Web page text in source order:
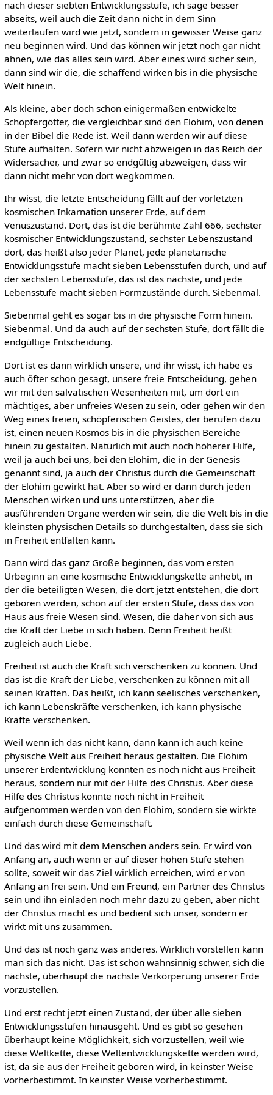
nach dieser siebten Entwicklungsstufe, ich sage besser
abseits, weil auch die Zeit dann nicht in dem Sinn
weiterlaufen wird wie jetzt, sondern in gewisser Weise ganz
neu beginnen wird. Und das können wir jetzt noch gar nicht
ahnen, wie das alles sein wird. Aber eines wird sicher sein,
dann sind wir die, die schaffend wirken bis in die physische
Welt hinein.
Als kleine, aber doch schon einigermaßen entwickelte
Schöpfergötter, die vergleichbar sind den Elohim, von denen
in der Bibel die Rede ist. Weil dann werden wir auf diese
Stufe aufhalten. Sofern wir nicht abzweigen in das Reich der
Widersacher, und zwar so endgültig abzweigen, dass wir
dann nicht mehr von dort wegkommen.
Ihr wisst, die letzte Entscheidung fällt auf der vorletzten
kosmischen Inkarnation unserer Erde, auf dem
Venuszustand. Dort, das ist die berühmte Zahl 666, sechster
kosmischer Entwicklungszustand, sechster Lebenszustand
dort, das heißt also jeder Planet, jede planetarische
Entwicklungsstufe macht sieben Lebensstufen durch, und auf
der sechsten Lebensstufe, das ist das nächste, und jede
Lebensstufe macht sieben Formzustände durch. Siebenmal.
Siebenmal geht es sogar bis in die physische Form hinein.
Siebenmal. Und da auch auf der sechsten Stufe, dort fällt die
endgültige Entscheidung.
Dort ist es dann wirklich unsere, und ihr wisst, ich habe es
auch öfter schon gesagt, unsere freie Entscheidung, gehen
wir mit den salvatischen Wesenheiten mit, um dort ein
mächtiges, aber unfreies Wesen zu sein, oder gehen wir den
Weg eines freien, schöpferischen Geistes, der berufen dazu
ist, einen neuen Kosmos bis in die physischen Bereiche
hinein zu gestalten. Natürlich mit auch noch höherer Hilfe,
weil ja auch bei uns, bei den Elohim, die in der Genesis
genannt sind, ja auch der Christus durch die Gemeinschaft
der Elohim gewirkt hat. Aber so wird er dann durch jeden
Menschen wirken und uns unterstützen, aber die
ausführenden Organe werden wir sein, die die Welt bis in die
kleinsten physischen Details so durchgestalten, dass sie sich
in Freiheit entfalten kann.
Dann wird das ganz Große beginnen, das vom ersten
Urbeginn an eine kosmische Entwicklungskette anhebt, in
der die beteiligten Wesen, die dort jetzt entstehen, die dort
geboren werden, schon auf der ersten Stufe, dass das von
Haus aus freie Wesen sind. Wesen, die daher von sich aus
die Kraft der Liebe in sich haben. Denn Freiheit heißt
zugleich auch Liebe.
Freiheit ist auch die Kraft sich verschenken zu können. Und
das ist die Kraft der Liebe, verschenken zu können mit all
seinen Kräften. Das heißt, ich kann seelisches verschenken,
ich kann Lebenskräfte verschenken, ich kann physische
Kräfte verschenken.
Weil wenn ich das nicht kann, dann kann ich auch keine
physische Welt aus Freiheit heraus gestalten. Die Elohim
unserer Erdentwicklung konnten es noch nicht aus Freiheit
heraus, sondern nur mit der Hilfe des Christus. Aber diese
Hilfe des Christus konnte noch nicht in Freiheit
aufgenommen werden von den Elohim, sondern sie wirkte
einfach durch diese Gemeinschaft.
Und das wird mit dem Menschen anders sein. Er wird von
Anfang an, auch wenn er auf dieser hohen Stufe stehen
sollte, soweit wir das Ziel wirklich erreichen, wird er von
Anfang an frei sein. Und ein Freund, ein Partner des Christus
sein und ihn einladen noch mehr dazu zu geben, aber nicht
der Christus macht es und bedient sich unser, sondern er
wirkt mit uns zusammen.
Und das ist noch ganz was anderes. Wirklich vorstellen kann
man sich das nicht. Das ist schon wahnsinnig schwer, sich die
nächste, überhaupt die nächste Verkörperung unserer Erde
vorzustellen.
Und erst recht jetzt einen Zustand, der über alle sieben
Entwicklungsstufen hinausgeht. Und es gibt so gesehen
überhaupt keine Möglichkeit, sich vorzustellen, weil wie
diese Weltkette, diese Weltentwicklungskette werden wird,
ist, da sie aus der Freiheit geboren wird, in keinster Weise
vorherbestimmt. In keinster Weise vorherbestimmt.